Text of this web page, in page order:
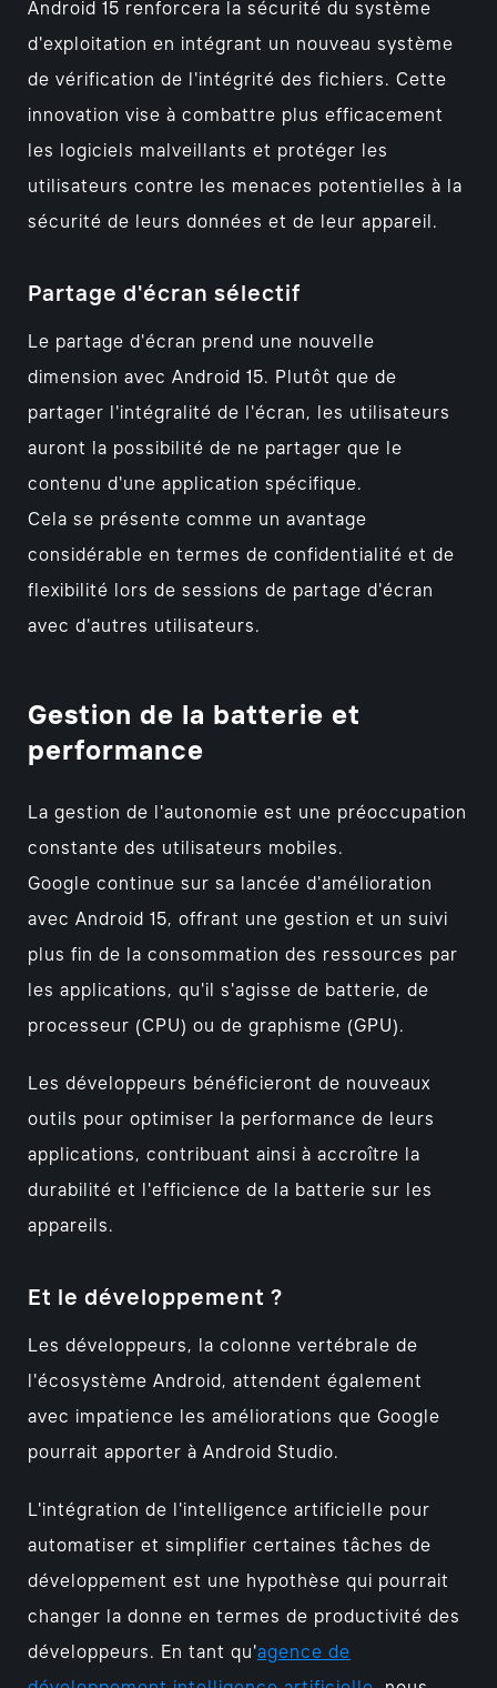
Android 15 renforcera la sécurité du système
d'exploitation en intégrant un nouveau système
de vérification de l'intégrité des fichiers. Cette
innovation vise à combattre plus efficacement
les logiciels malveillants et protéger les
utilisateurs contre les menaces potentielles à la
sécurité de leurs données et de leur appareil.
Partage d'écran sélectif
Le partage d'écran prend une nouvelle
dimension avec Android 15. Plutôt que de
partager l'intégralité de l'écran, les utilisateurs
auront la possibilité de ne partager que le
contenu d'une application spécifique.
Cela se présente comme un avantage
considérable en termes de confidentialité et de
flexibilité lors de sessions de partage d'écran
avec d'autres utilisateurs.
Gestion de la batterie et
performance
La gestion de l'autonomie est une préoccupation
constante des utilisateurs mobiles.
Google continue sur sa lancée d'amélioration
avec Android 15, offrant une gestion et un suivi
plus fin de la consommation des ressources par
les applications, qu'il s'agisse de batterie, de
processeur (CPU) ou de graphisme (GPU).
Les développeurs bénéficieront de nouveaux
outils pour optimiser la performance de leurs
applications, contribuant ainsi à accroître la
durabilité et l'efficience de la batterie sur les
appareils.
Et le développement ?
Les développeurs, la colonne vertébrale de
l'écosystème Android, attendent également
avec impatience les améliorations que Google
pourrait apporter à Android Studio.
L'intégration de l'intelligence artificielle pour
automatiser et simplifier certaines tâches de
développement est une hypothèse qui pourrait
changer la donne en termes de productivité des
développeurs. En tant qu'agence de